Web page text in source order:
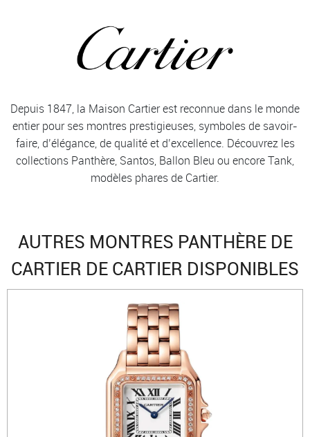
Depuis 1847, la Maison Cartier est reconnue dans le monde
entier pour ses montres prestigieuses, symboles de savoir-
faire, d’élégance, de qualité et d’excellence. Découvrez les
collections Panthère, Santos, Ballon Bleu ou encore Tank,
modèles phares de Cartier.
AUTRES MONTRES PANTHÈRE DE
CARTIER DE CARTIER DISPONIBLES